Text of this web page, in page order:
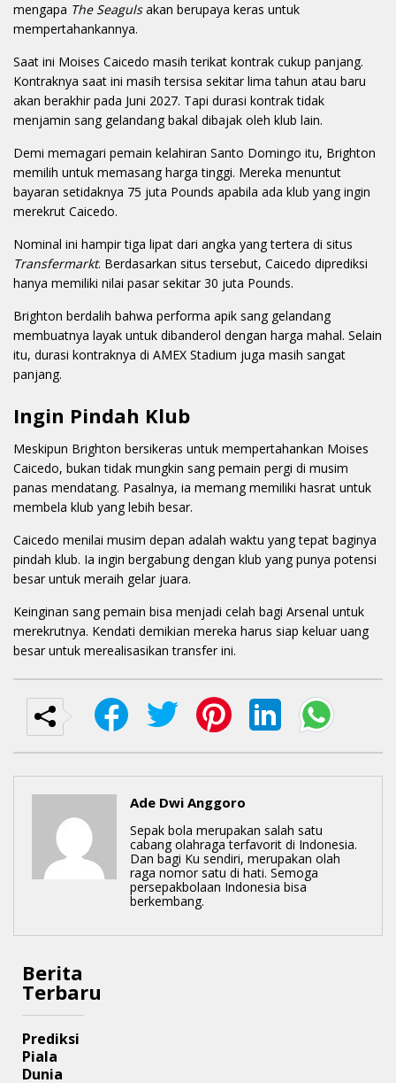
mengapa The Seagulsakan berupaya keras untuk
mempertahankannya.
Saat ini Moises Caicedo masih terikat kontrak cukup panjang.
Kontraknya saat ini masih tersisa sekitar lima tahun atau baru
akan berakhir pada Juni 2027. Tapi durasi kontrak tidak
menjamin sang gelandang bakal dibajak oleh klub lain.
Demi memagari pemain kelahiran Santo Domingo itu, Brighton
memilih untuk memasang harga tinggi. Mereka menuntut
bayaran setidaknya 75 juta Pounds apabila ada klub yang ingin
merekrut Caicedo.
Nominal ini hampir tiga lipat dari angka yang tertera di situs
Transfermarkt. Berdasarkan situs tersebut, Caicedo diprediksi
hanya memiliki nilai pasar sekitar 30 juta Pounds.
Brighton berdalih bahwa performa apik sang gelandang
membuatnya layak untuk dibanderol dengan harga mahal. Selain
itu, durasi kontraknya di AMEX Stadium juga masih sangat
panjang.
Ingin Pindah Klub
Meskipun Brighton bersikeras untuk mempertahankan Moises
Caicedo, bukan tidak mungkin sang pemain pergi di musim
panas mendatang. Pasalnya, ia memang memiliki hasrat untuk
membela klub yang lebih besar.
Caicedo menilai musim depan adalah waktu yang tepat baginya
pindah klub. Ia ingin bergabung dengan klub yang punya potensi
besar untuk meraih gelar juara.
Keinginan sang pemain bisa menjadi celah bagi Arsenal untuk
merekrutnya. Kendati demikian mereka harus siap keluar uang
besar untuk merealisasikan transfer ini.
Ade Dwi Anggoro
Sepak bola merupakan salah satu
cabang olahraga terfavorit di Indonesia.
Dan bagi Ku sendiri, merupakan olah
raga nomor satu di hati. Semoga
persepakbolaan Indonesia bisa
berkembang.
Berita
Terbaru
Prediksi
Piala
Dunia